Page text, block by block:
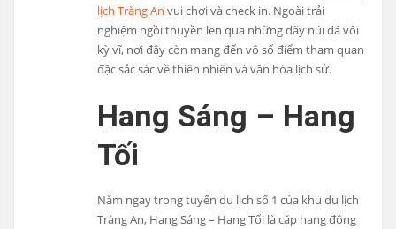
lịch Tràng An vui chơi và check in. Ngoài trải
nghiệm ngồi thuyền len qua những dãy núi đá vôi
kỳ vĩ, nơi đây còn mang đến vô số điểm tham quan
đặc sắc sác về thiên nhiên và văn hóa lịch sử.
Hang Sáng – Hang
Tối
Nằm ngay trong tuyến du lịch số 1 của khu du lịch
Tràng An, Hang Sáng – Hang Tối là cặp hang động